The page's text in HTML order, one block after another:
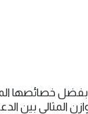
خصائصها
بين الدعم